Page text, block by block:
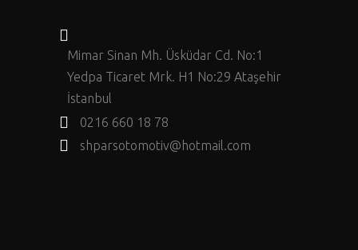
Mimar Sinan Mh. Üsküdar Cd. No:1
Yedpa Ticaret Mrk. H1 No:29 Ataşehir
İstanbul
0216 660 18 78
shparsotomotiv@hotmail.com